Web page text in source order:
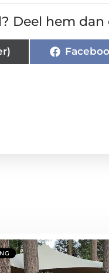
Deel hem dan